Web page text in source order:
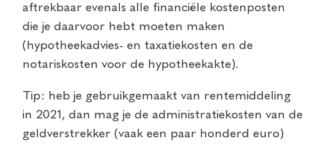
aftrekbaar evenals alle financiële kostenposten
die je daarvoor hebt moeten maken
(hypotheekadvies- en taxatiekosten en de
notariskosten voor de hypotheekakte).
Tip: heb je gebruikgemaakt van rentemiddeling
in 2021, dan mag je de administratiekosten van de
geldverstrekker (vaak een paar honderd euro)